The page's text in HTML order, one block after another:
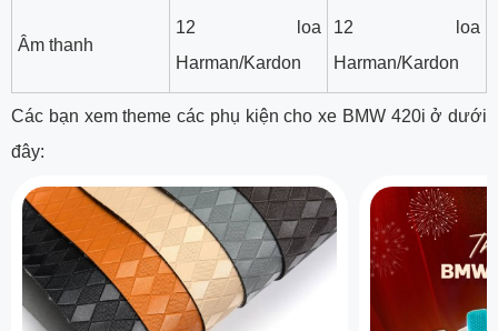
Âm thanh
12 loa
Harman/Kardon
12 loa
Harman/Kardon
Các bạn xem theme các phụ kiện cho xe BMW 420i ở dưới
đây: